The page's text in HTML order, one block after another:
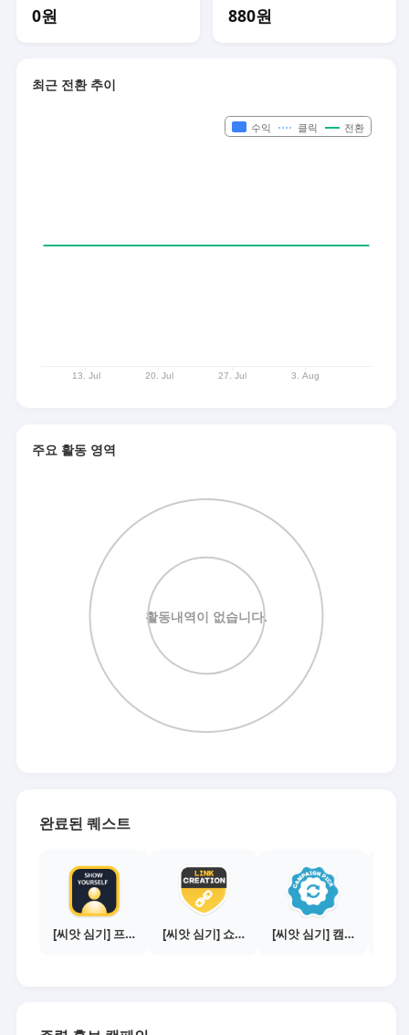
0원 880원
최근 전환 추이
주요 활동 영역
완료된 퀘스트
[씨앗 심기] 프로필 사진 등록하기 [씨앗 심기] 쇼핑몰 링크 발급하기 - 제휴몰 10곳 [씨앗 심기] 캠페인 전환하기